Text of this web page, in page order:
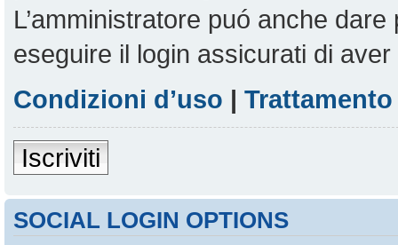
L’amministratore puó anche
eseguire il login assicurati di
Condizioni d’uso |
Iscriviti
SOCIAL LOGIN OPTIONS